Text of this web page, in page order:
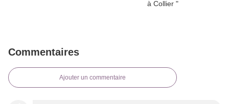
Commentaires
Ajouter un commentaire